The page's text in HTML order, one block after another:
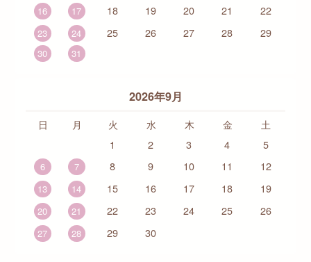
16
17 18 19 20 21 22
23 24 25 26 27 28 29
30 31
2026年9月
日 月 火 水 木 金
土
1
2 3 4 5
6 7 8 9 10 11 12
13 14 15 16 17 18 19
20 21 22 23 24 25 26
27 28 29 30